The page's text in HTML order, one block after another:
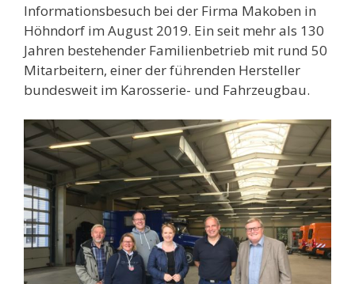
Informationsbesuch bei der Firma Makoben in
Höhndorf im August 2019. Ein seit mehr als 130
Jahren bestehender Familienbetrieb mit rund 50
Mitarbeitern, einer der führenden Hersteller
bundesweit im Karosserie- und Fahrzeugbau.